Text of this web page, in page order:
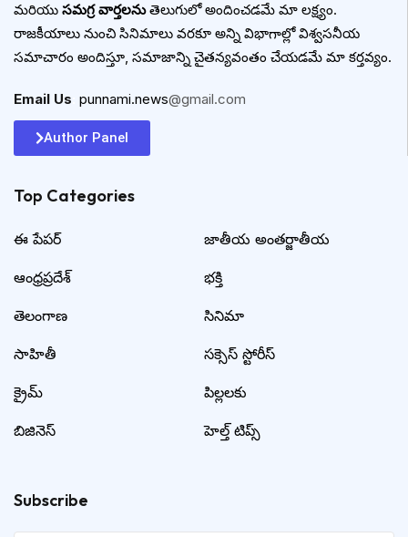
మరియు సమగ్ర వార్తలనుతెలుగులో అందించడమే మా లక్ష్యం.
రాజకీయాలు నుంచి సినిమాలు వరకూ అన్ని విభాగాల్లో విశ్వసనీయ
సమాచారం అందిస్తూ, సమాజాన్ని చైతన్యవంతం చేయడమే మా కర్తవ్యం.
Email Us punnami.news@gmail.com
Author Panel
Top Categories​
ఈ పేపర్
ఆంధ్రప్రదేశ్
తెలంగాణ
సాహితీ
క్రైమ్
బిజినెస్
జాతీయ అంతర్జాతీయ
భక్తి
సినిమా
సక్సెస్ స్టోరీస్
పిల్లలకు
హెల్త్ టిప్స్
Subscribe